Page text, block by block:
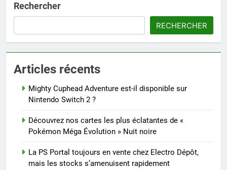
Rechercher
RECHERCHER
Articles récents
Mighty Cuphead Adventure est-il disponible sur
Nintendo Switch 2 ?
Découvrez nos cartes les plus éclatantes de «
Pokémon Méga Évolution » Nuit noire
La PS Portal toujours en vente chez Electro Dépôt,
mais les stocks s’amenuisent rapidement